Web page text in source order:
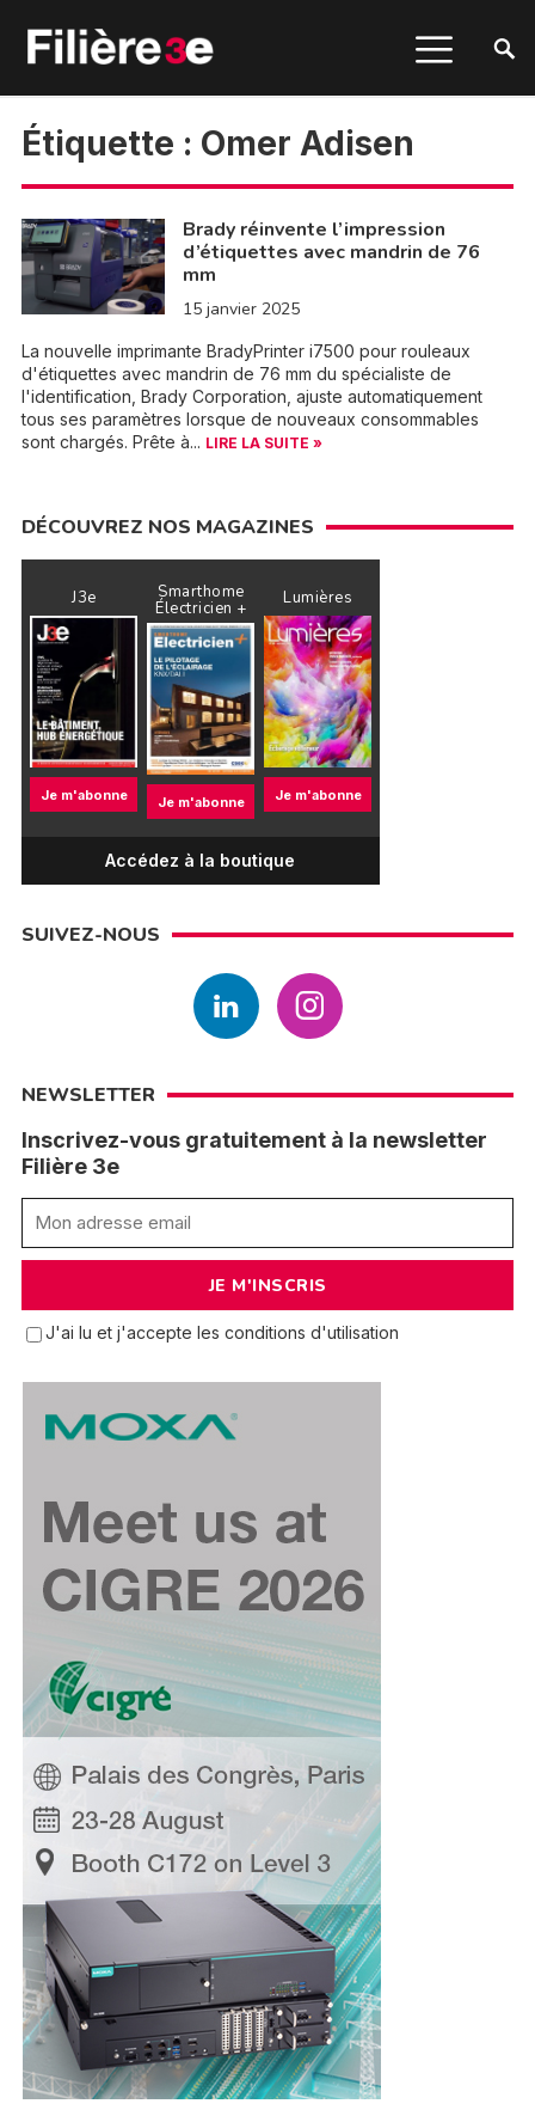
Étiquette : Omer Adisen
Brady réinvente l’impression
d’étiquettes avec mandrin de 76
mm
15 janvier 2025
La nouvelle imprimante BradyPrinter i7500 pour rouleaux
d'étiquettes avec mandrin de 76 mm du spécialiste de
l'identification, Brady Corporation, ajuste automatiquement
tous ses paramètres lorsque de nouveaux consommables
sont chargés. Prête à... LIRE LA SUITE »
DÉCOUVREZ NOS MAGAZINES
J3e
Je m'abonne
Smarthome
Électricien +
Je m'abonne
Lumières
Je m'abonne
Accédez à la boutique
SUIVEZ-NOUS
NEWSLETTER
Inscrivez-vous gratuitement à la newsletter
Filière 3e
J'ai lu et j'accepte les conditions d'utilisation